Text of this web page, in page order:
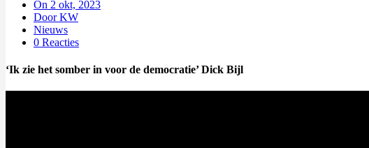
On 2 okt, 2023
Door KW
Nieuws
0 Reacties
‘Ik zie het somber in voor de democratie’ Dick Bijl